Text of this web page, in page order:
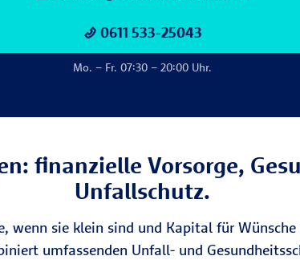
0611 533-25043
Mo. – Fr. 07:30 – 20:00 Uhr.
finanzielle Vorsorge,
Unfallschutz.
wenn sie klein sind und Kapital für
umfassenden Unfall- und